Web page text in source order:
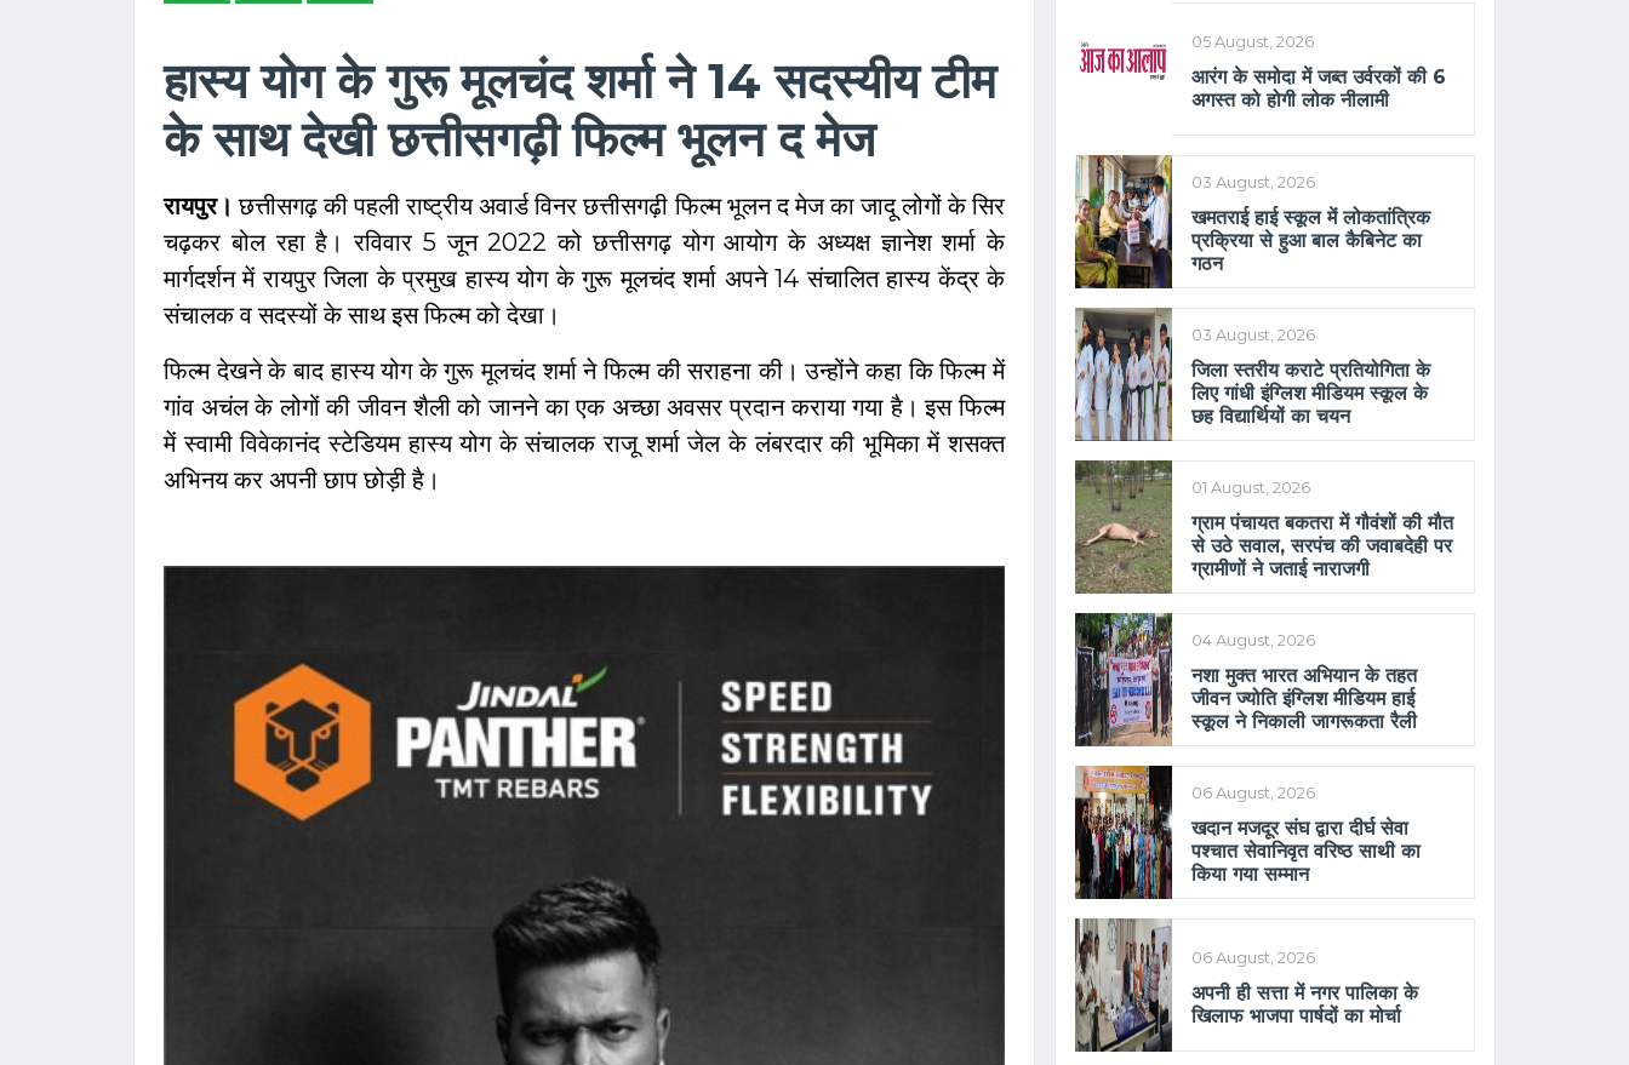
हास्य योग के गुरू मूलचंद शर्मा ने 14 सदस्यीय टीम
के साथ देखी छत्तीसगढ़ी फिल्म भूलन द मेज
रायपुर। छत्तीसगढ़ की पहली राष्ट्रीय अवार्ड विनर छत्तीसगढ़ी फिल्म भूलन द मेज का जादू लोगों के सिर
चढ़कर बोल रहा है। रविवार 5 जून 2022 को छत्तीसगढ़ योग आयोग के अध्यक्ष ज्ञानेश शर्मा के
मार्गदर्शन में रायपुर जिला के प्रमुख हास्य योग के गुरू मूलचंद शर्मा अपने 14 संचालित हास्य केंद्र के
संचालक व सदस्यों के साथ इस फिल्म को देखा।
फिल्म देखने के बाद हास्य योग के गुरू मूलचंद शर्मा ने फिल्म की सराहना की। उन्होंने कहा कि फिल्म में
गांव अचंल के लोगों की जीवन शैली को जानने का एक अच्छा अवसर प्रदान कराया गया है। इस फिल्म
में स्वामी विवेकानंद स्टेडियम हास्य योग के संचालक राजू शर्मा जेल के लंबरदार की भूमिका में शसक्त
अभिनय कर अपनी छाप छोड़ी है।
05 August, 2026
आरंग के समोदा में जब्त उर्वरकों की 6
अगस्त को होगी लोक नीलामी
03 August, 2026
खमतराई हाई स्कूल में लोकतांत्रिक
प्रक्रिया से हुआ बाल कैबिनेट का
गठन
03 August, 2026
जिला स्तरीय कराटे प्रतियोगिता के
लिए गांधी इंग्लिश मीडियम स्कूल के
छह विद्यार्थियों का चयन
01 August, 2026
ग्राम पंचायत बकतरा में गौवंशों की मौत
से उठे सवाल, सरपंच की जवाबदेही पर
ग्रामीणों ने जताई नाराजगी
04 August, 2026
नशा मुक्त भारत अभियान के तहत
जीवन ज्योति इंग्लिश मीडियम हाई
स्कूल ने निकाली जागरूकता रैली
06 August, 2026
खदान मजदूर संघ द्वारा दीर्घ सेवा
पश्चात सेवानिवृत वरिष्ठ साथी का
किया गया सम्मान
06 August, 2026
अपनी ही सत्ता में नगर पालिका के
खिलाफ भाजपा पार्षदों का मोर्चा